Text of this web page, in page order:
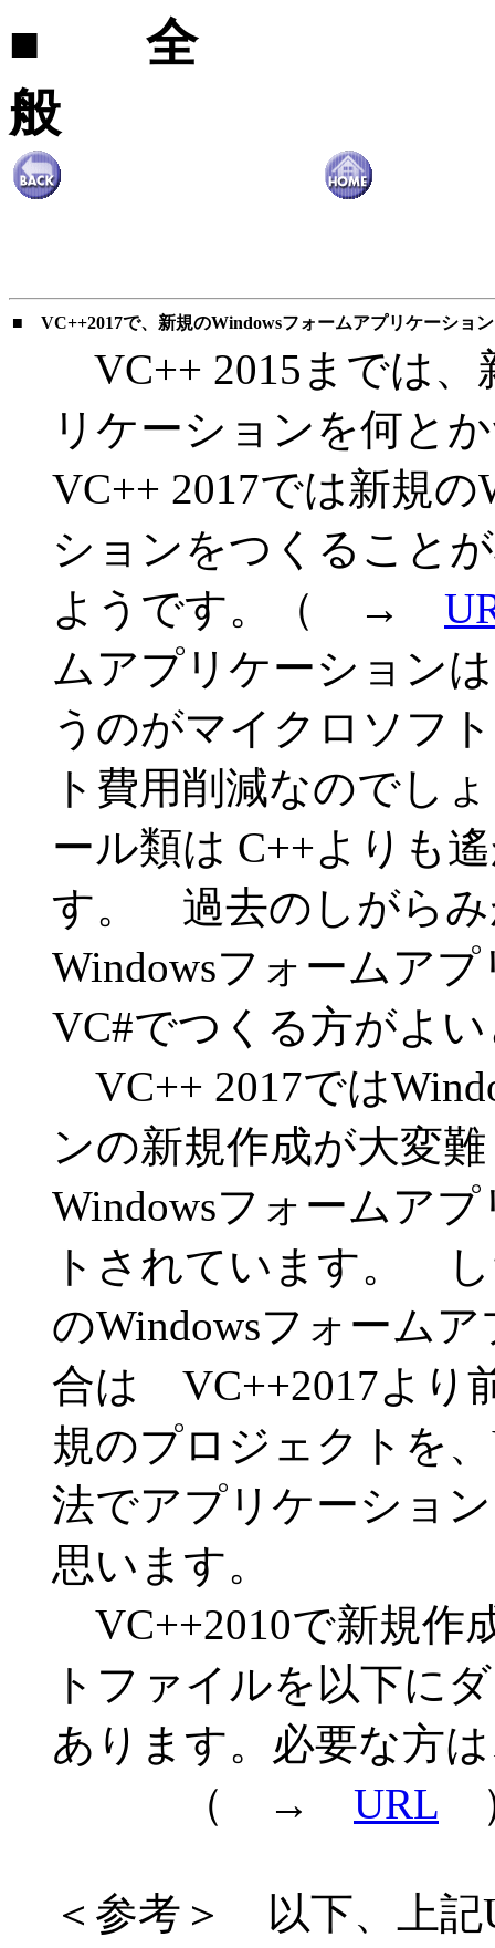
■
全
般
■ VC++2017で、新規のWindowsフォームアプリケーショ
VC++ 2015までは、
リケーションを何と
VC++ 2017では新規
ションをつくること
ようです。（ →
ムアプリケーション
うのがマイクロソフ
ト費用削減なのでし
ール類は C++よりも
す。 過去のしがらみ
Windowsフォームア
VC#でつくる方がよ
VC++ 2017では
ンの新規作成が大変
Windowsフォームア
トされています。 し
のWindowsフォーム
合は VC++2017より
規のプロジェクトを
法でアプリケーショ
思います。
VC++2010で新規作
トファイルを以下に
あります。必要な方
（ → URL
＜参考＞ 以下、上記